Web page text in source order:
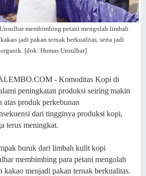
membimbing petani mengolah limbah
jadi pakan ternak berkualitas, serta jadi
[dok: Humas Unsulbar]
- Komoditas Kopi di
peningkatan produksi seiring makin
atas produk perkebunan
dari tingginya produksi kopi,
terus meningkat.
buruk dari limbah kulit kopi
membimbing para petani mengolah
menjadi pakan ternak berkualitas.